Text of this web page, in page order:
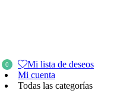
0
Mi lista de deseos
Mi cuenta
Todas las categorías